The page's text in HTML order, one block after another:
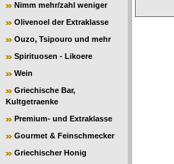
Nimm mehr/zahl weniger
Olivenoel der Extraklasse
Ouzo, Tsipouro und mehr
Spirituosen - Likoere
Wein
Griechische Bar,
Kultgetraenke
Premium- und Extraklasse
Gourmet & Feinschmecker
Griechischer Honig